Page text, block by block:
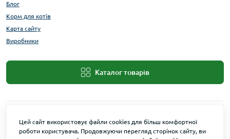
Блог
Корм для котів
Карта сайту
Виробники
Каталог товарів
Цей сайт використовує файли cookies для більш комфортної
роботи користувача. Продовжуючи перегляд сторінок сайту, ви